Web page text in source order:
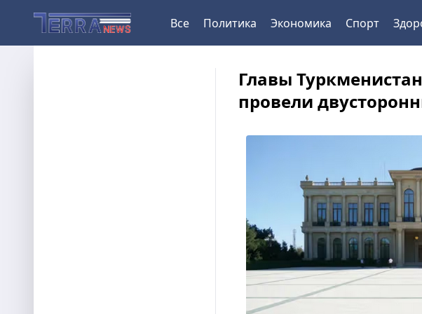
Все Политика Экономика Спорт
Главы
провели